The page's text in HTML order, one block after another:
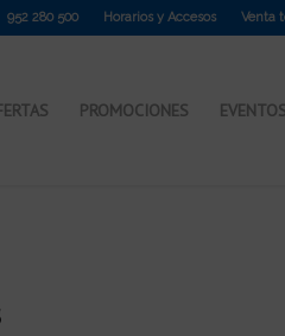
952 280 500 Horarios y Accesos Venta
PROMOCIONES EVENTOS